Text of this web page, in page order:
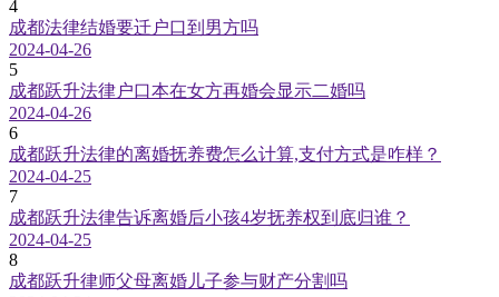
4
成都法律结婚要迁户口到男方吗
2024-04-26
5
成都跃升法律户口本在女方再婚会显示二婚吗
2024-04-26
6
成都跃升法律的离婚抚养费怎么计算,支付方式是咋样？
2024-04-25
7
成都跃升法律告诉离婚后小孩4岁抚养权到底归谁？
2024-04-25
8
成都跃升律师父母离婚儿子参与财产分割吗